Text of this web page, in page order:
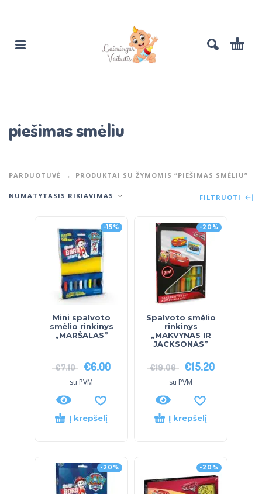
piešimas smėliu
PARDUOTUVĖ PRODUKTAI SU ŽYMOMIS “PIEŠIMAS SMĖLIU”
NUMATYTASIS RIKIAVIMAS FILTRUOTI
-15%
Mini spalvoto
smėlio rinkinys
„MARŠALAS”
€7.10 €6.00
su PVM
Į krepšelį
-20%
Spalvoto smėlio
rinkinys
„MAKVYNAS IR
JACKSONAS”
€19.00 €15.20
su PVM
Į krepšelį
-20% -20%